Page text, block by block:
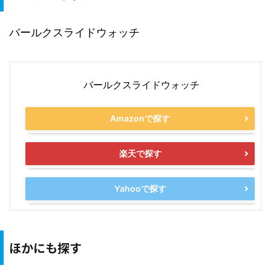
バールクスライドウォッチ
バールクスライドウォッチ
Amazonで探す
楽天で探す
Yahooで探す
ほかにも探す